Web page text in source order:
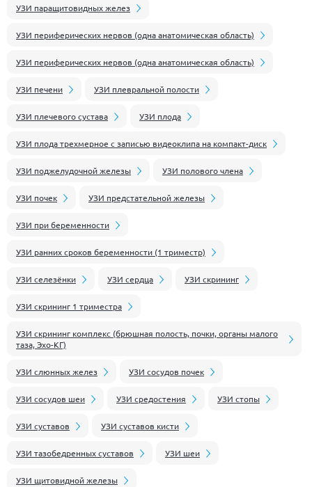
УЗИ паращитовидных желез
УЗИ периферических нервов (одна анатомическая область)
УЗИ периферических нервов (одна анатомическая область)
УЗИ печени УЗИ плевральной полости
УЗИ плечевого сустава УЗИ плода
УЗИ плода трехмерное с записью видеоклипа на компакт-диск
УЗИ поджелудочной железы УЗИ полового члена
УЗИ почек УЗИ предстательной железы
УЗИ при беременности
УЗИ ранних сроков беременности (1 триместр)
УЗИ селезёнки УЗИ сердца УЗИ скрининг
УЗИ скрининг 1 триместра
УЗИ скрининг комплекс (брюшная полость, почки, органы малого
таза, Эхо-КГ)
УЗИ слюнных желез УЗИ сосудов почек
УЗИ сосудов шеи УЗИ средостения УЗИ стопы
УЗИ суставов УЗИ суставов кисти
УЗИ тазобедренных суставов УЗИ шеи
УЗИ щитовидной железы